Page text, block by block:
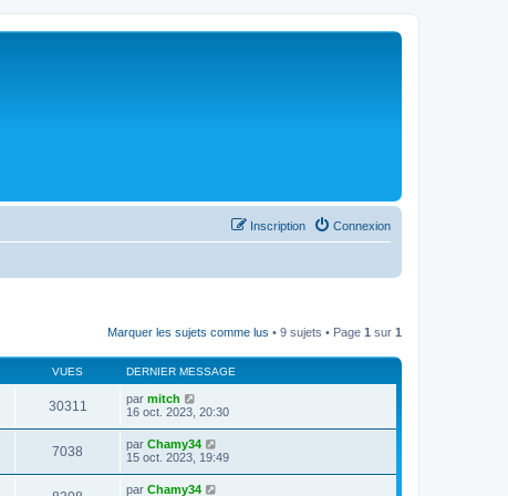
Connexion
Inscription
Marquer les sujets comme lus • 9 sujets • Page 1 sur 1
VUES DERNIER MESSAGE
30311 par mitch
16 oct. 2023, 20:30
7038 par Chamy34
15 oct. 2023, 19:49
par Chamy34